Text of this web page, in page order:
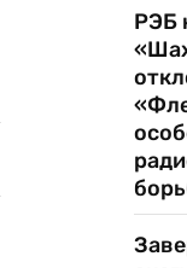
РЭБ